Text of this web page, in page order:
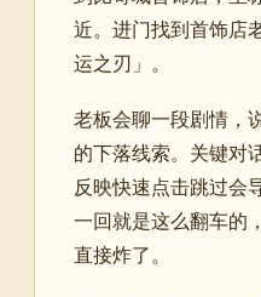
近。进门找到首饰店
运之刃」。
老板会聊一段剧情，
的下落线索。关键对
反映快速点击跳过会
一回就是这么翻车的
直接炸了。